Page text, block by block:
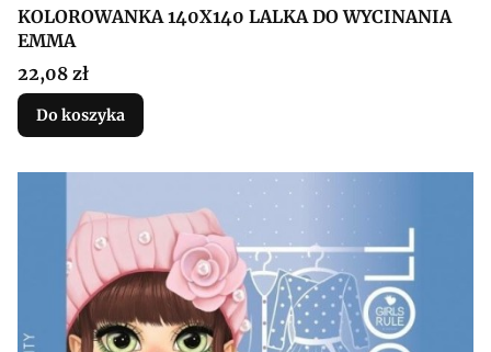
KOLOROWANKA 140X140 LALKA DO WYCINANIA
EMMA
Cena
22,08 zł
Do koszyka